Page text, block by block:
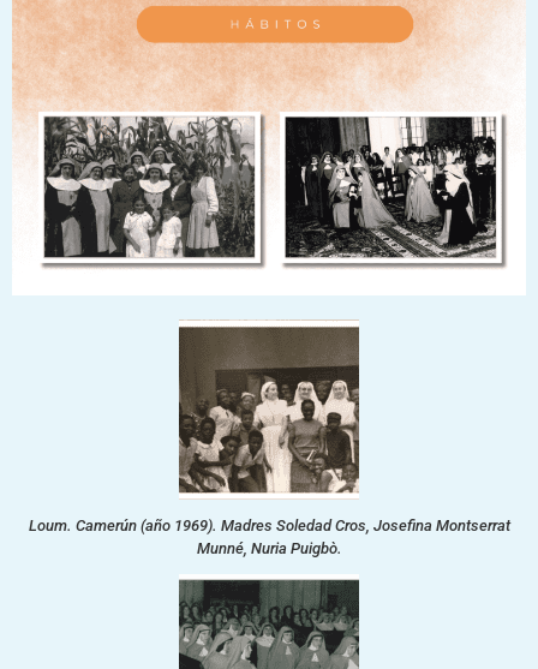
Loum. Camerún (año 1969). Madres Soledad Cros, Josefina Montserrat
Munné, Nuria Puigbò.